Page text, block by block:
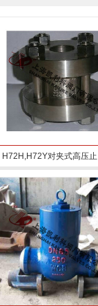
H72H,H72Y对夹式高压